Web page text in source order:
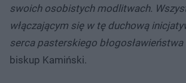
swoich osobistych modlitwach.
włączającym się w tę duchową
serca pasterskiego błogosławieństwa
biskup Kamiński.